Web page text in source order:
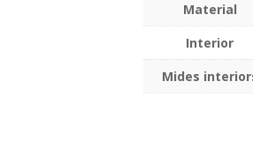
Material
Interior
Mides